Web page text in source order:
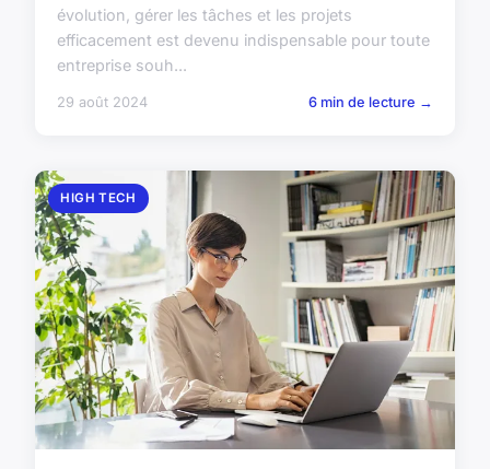
évolution, gérer les tâches et les projets
efficacement est devenu indispensable pour toute
entreprise souh...
29 août 2024 6 min de lecture →
HIGH TECH